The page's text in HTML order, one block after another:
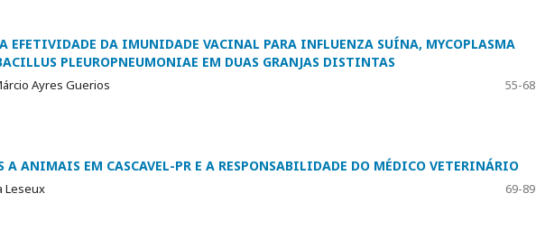
EFETIVIDADE DA IMUNIDADE VACINAL PARA INFLUENZA SUÍNA, MYCOPLASMA
PLEUROPNEUMONIAE EM DUAS GRANJAS DISTINTAS
Ayres Guerios
55-68
A ANIMAIS EM CASCAVEL-PR E A RESPONSABILIDADE DO MÉDICO VETERINÁRIO
Leseux
69-89